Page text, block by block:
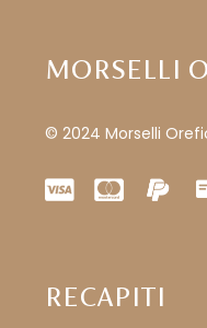
MORSELLI
© 2024 Morselli
RECAPITI